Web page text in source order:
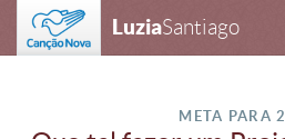
LuziaSantiago
META PARA